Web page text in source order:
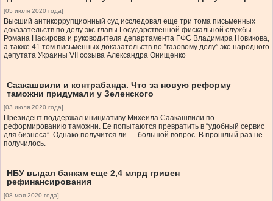
[05 июля 2020 года]
Высший антикоррупционный суд исследовал еще три тома письменных
доказательств по делу экс-главы Государственной фискальной службы
Романа Насирова и руководителя департамента ГФС Владимира Новикова,
а также 41 том письменных доказательств по “газовому делу” экс-народного
депутата Украины VII созыва Александра Онищенко
Саакашвили и контрабанда. Что за новую реформу
таможни придумали у Зеленского
[03 июля 2020 года]
Президент поддержал инициативу Михеила Саакашвили по
реформированию таможни. Ее попытаются превратить в “удобный сервис
для бизнеса”. Однако получится ли — большой вопрос. В прошлый раз не
получилось.
НБУ выдал банкам еще 2,4 млрд гривен
рефинансирования
[08 мая 2020 года]